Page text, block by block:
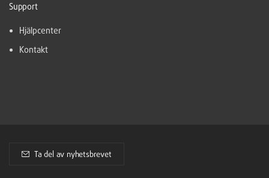
Support
Hjälpcenter
Kontakt
Ta del av nyhetsbrevet